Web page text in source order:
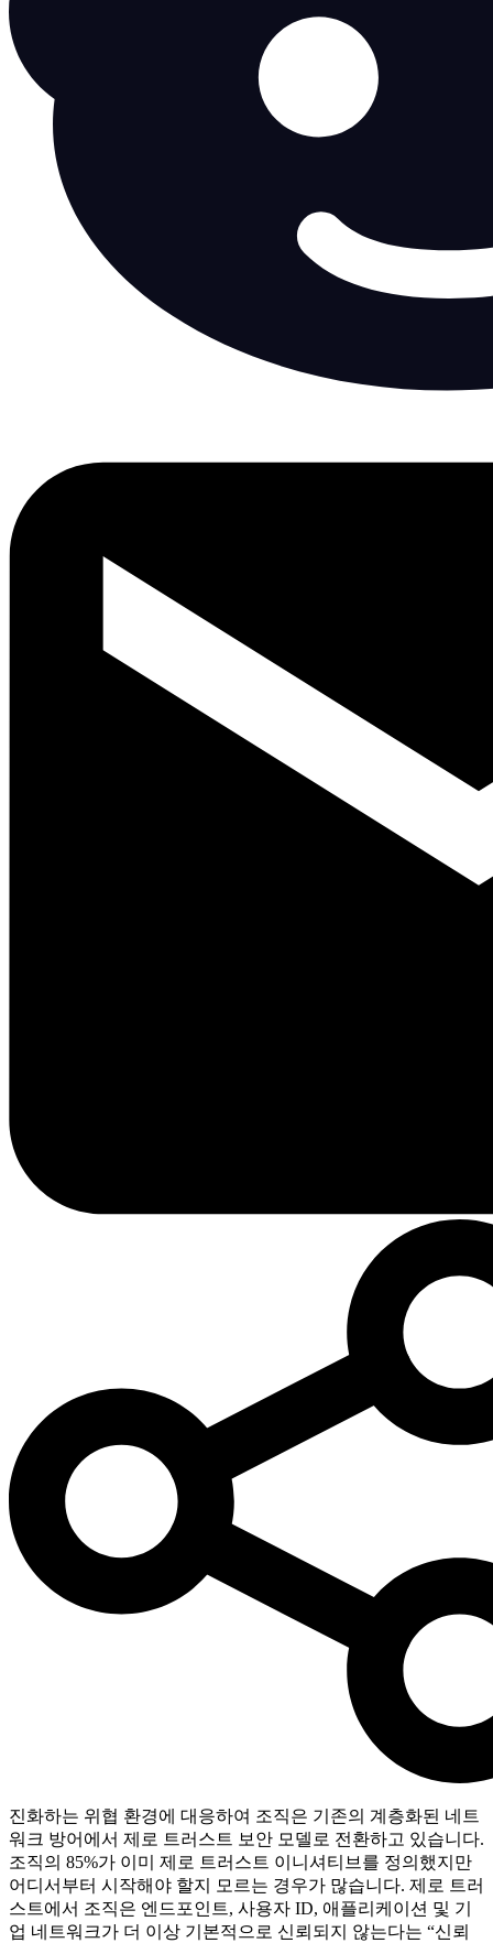
진화하는 위협 환경에 대응하여 조직은 기존의 계층화된 네트
워크 방어에서 제로 트러스트 보안 모델로 전환하고 있습니다.
조직의 85%가 이미 제로 트러스트 이니셔티브를 정의했지만
어디서부터 시작해야 할지 모르는 경우가 많습니다. 제로 트러
스트에서 조직은 엔드포인트, 사용자 ID, 애플리케이션 및 기
업 네트워크가 더 이상 기본적으로 신뢰되지 않는다는 “신뢰